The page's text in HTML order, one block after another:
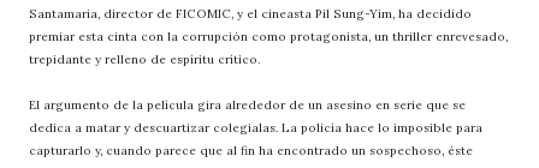
Santamaria, director de FICOMIC, y el cineasta Pil Sung-Yim, ha decidido
premiar esta cinta con la corrupción como protagonista, un thriller enrevesado,
trepidante y relleno de espíritu crítico.
El argumento de la película gira alrededor de un asesino en serie que se
dedica a matar y descuartizar colegialas. La policía hace lo imposible para
capturarlo y, cuando parece que al fin ha encontrado un sospechoso, éste